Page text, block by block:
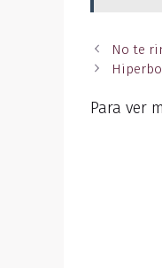
No te
Para ver